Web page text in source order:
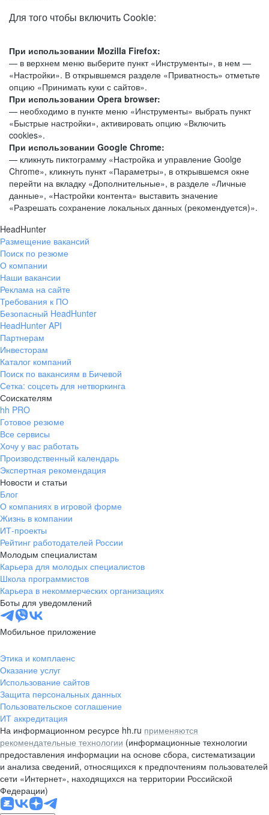
Для того чтобы включить Cookie:
При использовании Mozilla Firefox:
— в верхнем меню выберите пункт «Инструменты», в нем —
«Настройки». В открывшемся разделе «Приватность» отметьте
опцию «Принимать куки с сайтов».
При использовании Opera browser:
— необходимо в пункте меню «Инструменты» выбрать пункт
«Быстрые настройки», активировать опцию «Включить
cookies».
При использовании Google Chrome:
— кликнуть пиктограмму «Настройка и управление Goolge
Chrome», кликнуть пункт «Параметры», в открывшемся окне
перейти на вкладку «Дополнительные», в разделе «Личные
данные», «Настройки контента» выставить значение
«Разрешать сохранение локальных данных (рекомендуется)».
HeadHunter
Размещение вакансий
Поиск по резюме
О компании
Наши вакансии
Реклама на сайте
Требования к ПО
Безопасный HeadHunter
HeadHunter API
Партнерам
Инвесторам
Каталог компаний
Поиск по вакансиям в Бичевой
Сетка: соцсеть для нетворкинга
Соискателям
hh PRO
Готовое резюме
Все сервисы
Хочу у вас работать
Производственный календарь
Экспертная рекомендация
Новости и статьи
Блог
О компаниях в игровой форме
Жизнь в компании
ИТ-проекты
Рейтинг работодателей России
Молодым специалистам
Карьера для молодых специалистов
Школа программистов
Карьера в некоммерческих организациях
Боты для уведомлений
Мобильное приложение
Этика и комплаенс
Оказание услуг
Использование сайтов
Защита персональных данных
Пользовательское соглашение
ИТ аккредитация
На информационном ресурсе hh.ru применяются
рекомендательные технологии (информационные технологии
предоставления информации на основе сбора, систематизации
и анализа сведений, относящихся к предпочтениям пользователей
сети «Интернет», находящихся на территории Российской
Федерации)